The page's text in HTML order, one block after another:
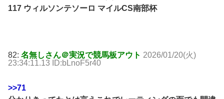
117 ウィルソンテソーロ マイルCS南部杯
82: 名無しさん＠実況で競馬板アウト 2026/01/20(火)
23:34:11.13 ID:bLnoF5r40
>>71